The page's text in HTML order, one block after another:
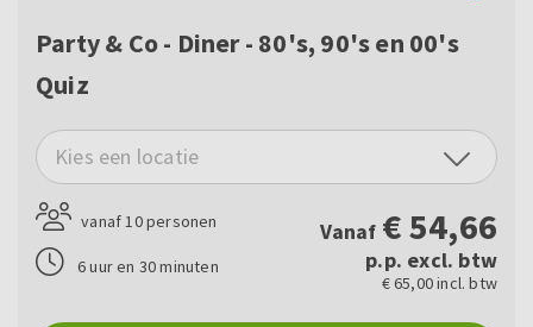
Party & Co - Diner - 80's, 90's en 00's
Quiz
Kies een locatie
vanaf 10 personen
6 uur en 30 minuten
Vanaf €54,66
p.p. excl. btw
€ 65,00 incl. btw